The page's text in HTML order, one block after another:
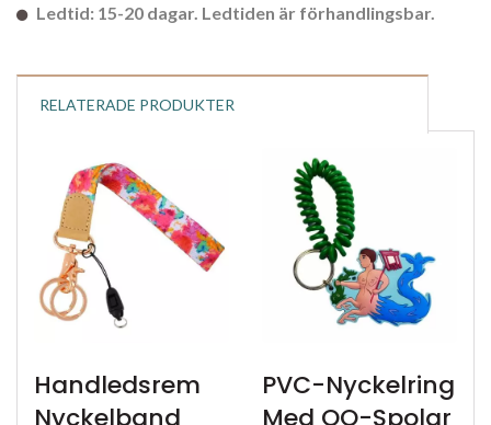
Ledtid: 15-20 dagar. Ledtiden är förhandlingsbar.
RELATERADE PRODUKTER
Handledsrem
Nyckelband
PVC-Nyckelring
Med QQ-Spolar